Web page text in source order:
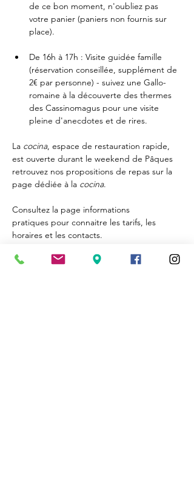
de ce bon moment, n'oubliez pas
votre panier (paniers non fournis sur
place).
De 16h à 17h : Visite guidée famille
(réservation conseillée, supplément de
2€ par personne) - suivez une Gallo-
romaine à la découverte des thermes
des Cassinomagus pour une visite
pleine d'anecdotes et de rires.
La cocina, espace de restauration rapide,
est ouverte durant le weekend de Pâques
retrouvez nos propositions de repas sur la
page dédiée à la cocina.
Consultez la page informations
pratiques pour connaitre les tarifs, les
horaires et les contacts.